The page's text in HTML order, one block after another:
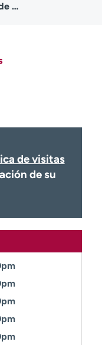
eventos
e historias
Anschutz
de visitas
de su